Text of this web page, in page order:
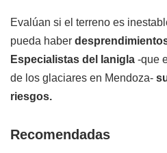
Evalúan si el terreno es
pueda haber
Especialistas del Ianigla -que
de los glaciares en Mendoza-
riesgos.
Recomendadas